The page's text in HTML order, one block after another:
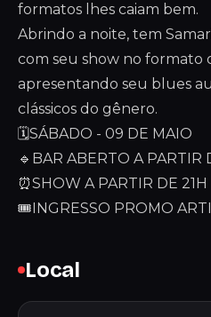
formatos lhes caiam bem.
Abrindo a noite, tem
com seu show no formato
apresentando seu blues
clássicos do gênero.
🗓️SÁBADO - 09 DE MAIO
🔹BAR ABERTO A PARTIR
⏰SHOW A PARTIR DE 21H
🎟️INGRESSO PROMO
Local